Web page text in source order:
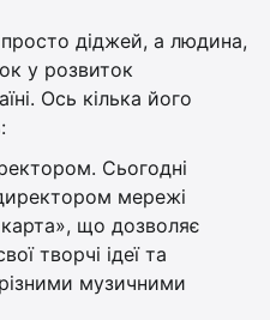
діджей, а людина,
у розвиток
Ось кілька його
Сьогодні
мережі
що дозволяє
творчі ідеї та
музичними